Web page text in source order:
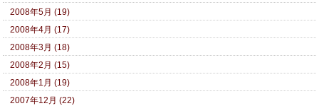
2008年5月 (19)
2008年4月 (17)
2008年3月 (18)
2008年2月 (15)
2008年1月 (19)
2007年12月 (22)